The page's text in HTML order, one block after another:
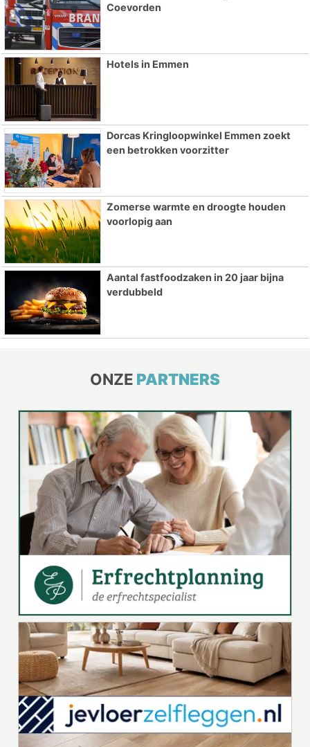
Coevorden
Hotels in Emmen
Dorcas Kringloopwinkel Emmen zoekt
een betrokken voorzitter
Zomerse warmte en droogte houden
voorlopig aan
Aantal fastfoodzaken in 20 jaar bijna
verdubbeld
ONZE PARTNERS